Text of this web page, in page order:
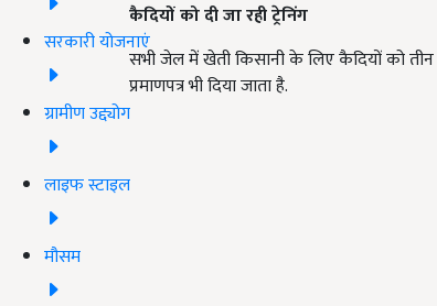
सरकारी योजनाएं
ग्रामीण उद्द्योग
लाइफ स्टाइल
मौसम
कैदियों को दी जा रही ट्रेनिंग
सभी जेल में खेती किसानी के लिए कैदियों को तीन
प्रमाणपत्र भी दिया जाता है.